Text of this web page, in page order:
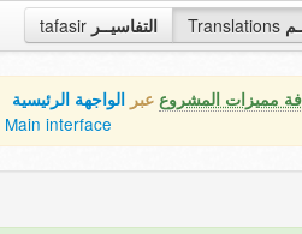
tafasir التفاسيــر Translations
مميزات المشروع عبر الواجهة الرئيسية
Main interface